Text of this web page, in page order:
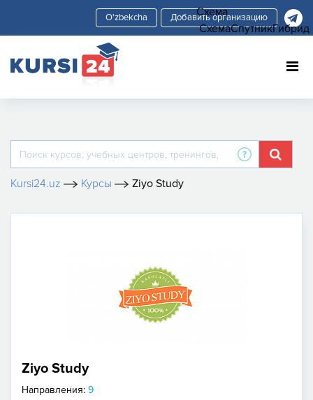
Добавить организацию
Kursi24.uz Курсы Ziyo Study
Ziyo Study
Направления: 9
Схема
СхемаСпутникГибрид